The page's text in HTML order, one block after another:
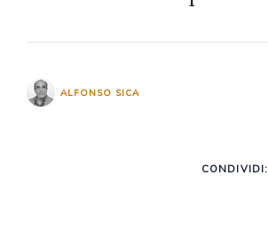
ALFONSO SICA
CONDIVIDI: